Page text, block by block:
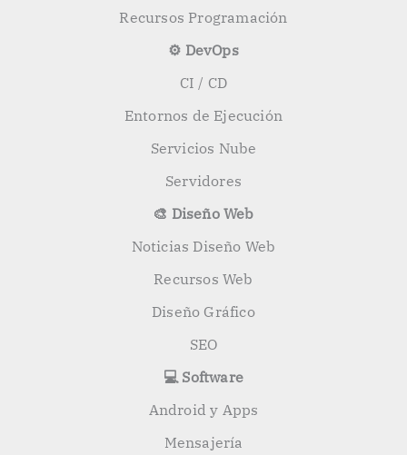
Recursos Programación
⚙️ DevOps
CI / CD
Entornos de Ejecución
Servicios Nube
Servidores
🎨 Diseño Web
Noticias Diseño Web
Recursos Web
Diseño Gráfico
SEO
💻 Software
Android y Apps
Mensajería